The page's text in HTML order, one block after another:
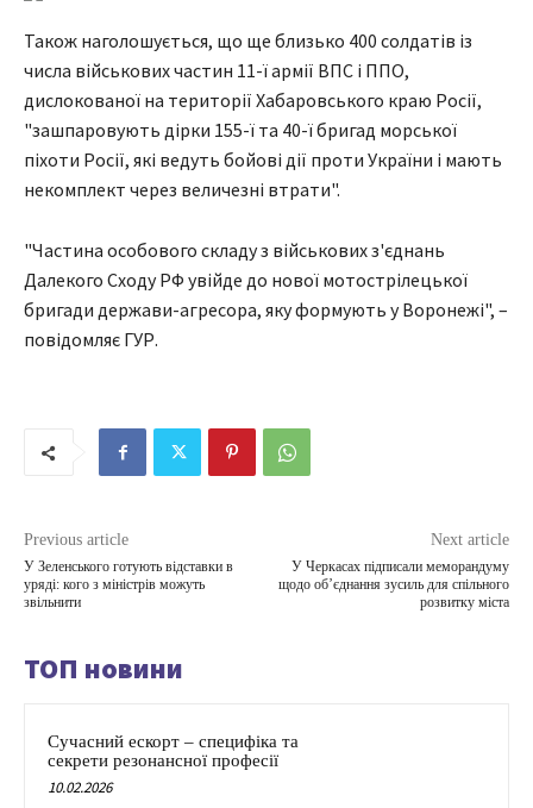
Також наголошується, що ще близько 400 солдатів із
числа військових частин 11-ї армії ВПС і ППО,
дислокованої на території Хабаровського краю Росії,
"зашпаровують дірки 155-ї та 40-ї бригад морської
піхоти Росії, які ведуть бойові дії проти України і мають
некомплект через величезні втрати".
"Частина особового складу з військових з'єднань
Далекого Сходу РФ увійде до нової мотострілецької
бригади держави-агресора, яку формують у Воронежі", –
повідомляє ГУР.
Previous article
У Зеленського готують відставки в
уряді: кого з міністрів можуть
звільнити
Next article
У Черкасах підписали меморандуму
щодо об’єднання зусиль для спільного
розвитку міста
ТОП новини
Сучасний ескорт – специфіка та
секрети резонансної професії
10.02.2026